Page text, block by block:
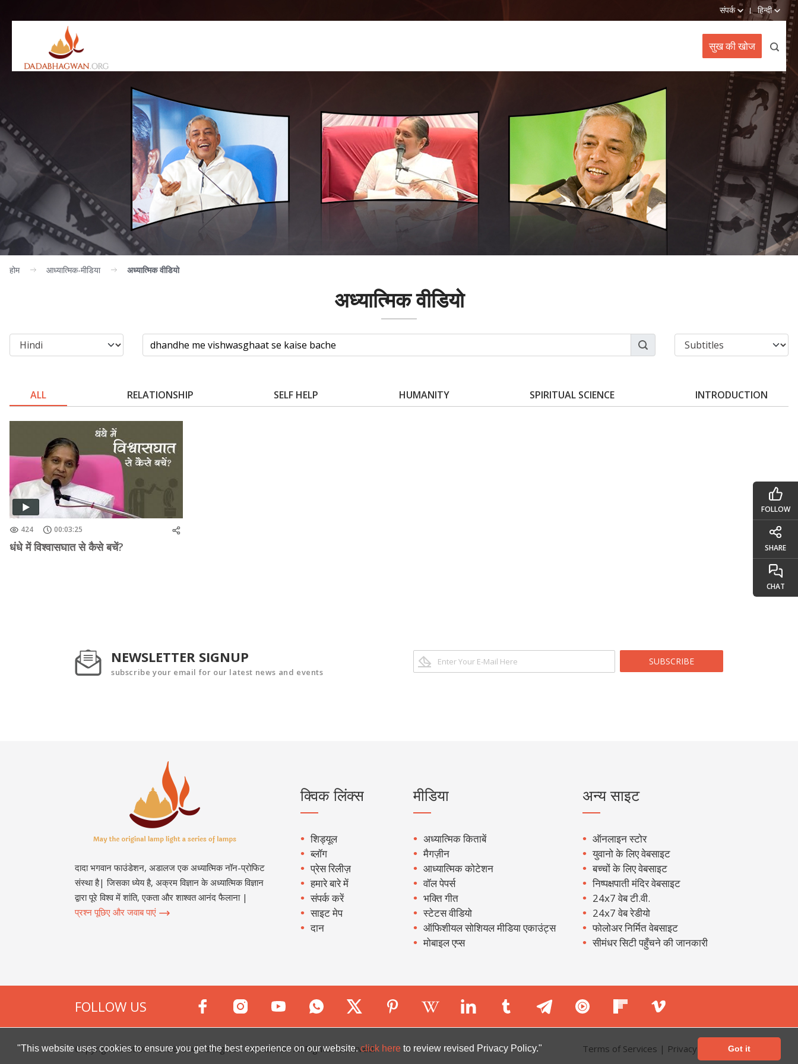
"This website uses cookies to ensure you get the best experience on our website.click here to review revised Privacy Policy." Got it
संपर्क हिन्दी
सुख की खोज
होम आध्यात्मिक-मीडिया अध्यात्मिक वीडियो
अध्यात्मिक वीडियो
ALL RELATIONSHIP SELF HELP HUMANITY SPIRITUAL SCIENCE INTRODUCTION
424 00:03:25
धंधे में विश्वासघात से कैसे बचें?
NEWSLETTER SIGNUP
subscribe your email for our latest news and events
SUBSCRIBE
दादा भगवान फाउंडेशन, अडालज एक अध्यात्मिक नॉन-प्रोफिट
संस्था है| जिसका ध्येय है, अक्रम विज्ञान के अध्यात्मिक विज्ञान
द्वारा पूरे विश्व में शांति, एकता और शाश्वत आनंद फैलाना |
प्रश्न पूछिए और जवाब पाएं
क्विक लिंक्स
शिड्यूल
ब्लॉग
प्रेस रिलीज़
हमारे बारे में
संपर्क करें
साइट मेप
दान
मीडिया
अध्यात्मिक किताबें
मैगज़ीन
आध्यात्मिक कोटेशन
वॉल पेपर्स
भक्ति गीत
स्टेटस वीडियो
ऑफिशीयल सोशियल मीडिया एकाउंट्स
मोबाइल एप्स
अन्य साइट
ऑनलाइन स्टोर
युवानो के लिए वेबसाइट
बच्चों के लिए वेबसाइट
निष्पक्षपाती मंदिर वेबसाइट
24x7 वेब टी.वी.
24x7 वेब रेडीयो
फोलोअर निर्मित वेबसाइट
सीमंधर सिटी पहुँचने की जानकारी
FOLLOW US
Copyright © 2000 -2026Dada Bhagwan Foundation. All Rights Reserved. Terms of Services | Privacy Policy
FOLLOW
SHARE
CHAT